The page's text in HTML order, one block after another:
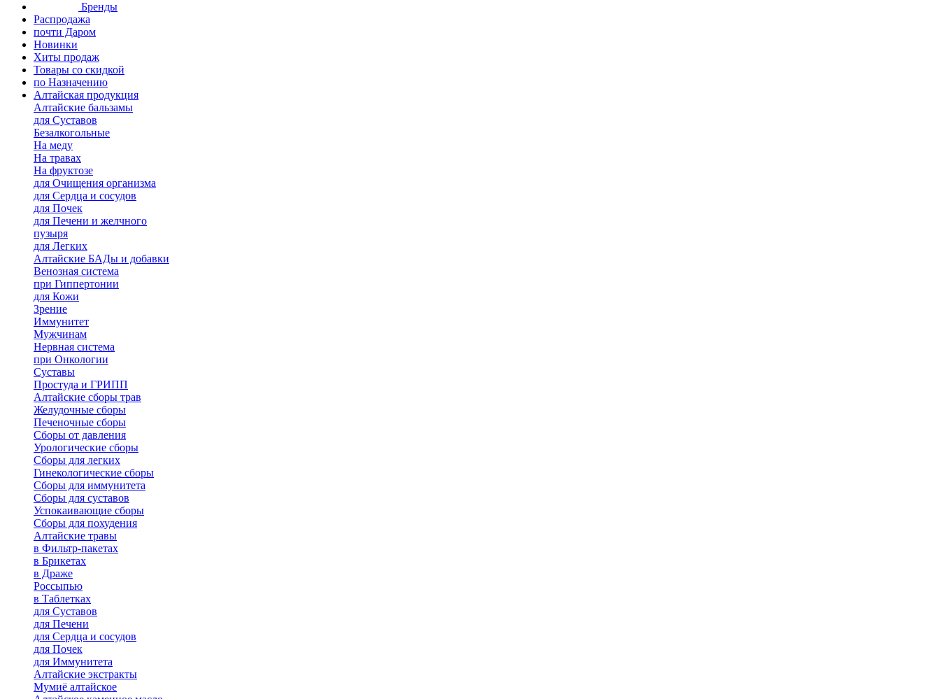
Бренды
Распродажа
почти Даром
Новинки
Хиты продаж
Товары со скидкой
по Назначению
Алтайская продукция
Алтайские бальзамы
для Суставов
Безалкогольные
На меду
На травах
На фруктозе
для Очищения организма
для Сердца и сосудов
для Почек
для Печени и желчного
пузыря
для Легких
Алтайские БАДы и добавки
Венозная система
при Гиппертонии
для Кожи
Зрение
Иммунитет
Мужчинам
Нервная система
при Онкологии
Суставы
Простуда и ГРИПП
Алтайские сборы трав
Желудочные сборы
Печеночные сборы
Сборы от давления
Урологические сборы
Сборы для легких
Гинекологические сборы
Сборы для иммунитета
Сборы для суставов
Успокаивающие сборы
Сборы для похудения
Алтайские травы
в Фильтр-пакетах
в Брикетах
в Драже
Россыпью
в Таблетках
для Cуставов
для Печени
для Сердца и сосудов
для Почек
для Иммунитета
Алтайские экстракты
Мумиё алтайское